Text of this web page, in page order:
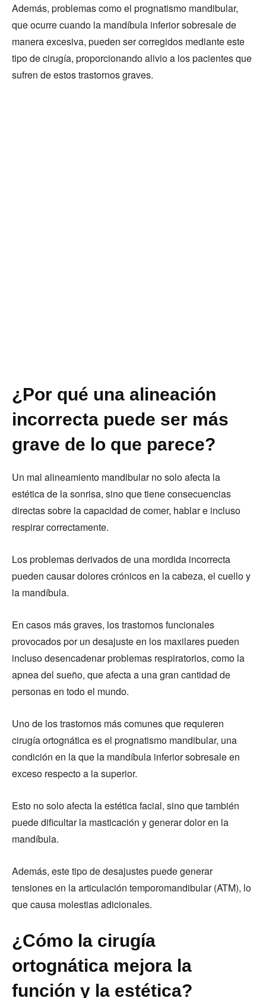
Además, problemas como el prognatismo mandibular,
que ocurre cuando la mandíbula inferior sobresale de
manera excesiva, pueden ser corregidos mediante este
tipo de cirugía, proporcionando alivio a los pacientes que
sufren de estos trastornos graves.
¿Por qué una alineación
incorrecta puede ser más
grave de lo que parece?
Un mal alineamiento mandibular no solo afecta la
estética de la sonrisa, sino que tiene consecuencias
directas sobre la capacidad de comer, hablar e incluso
respirar correctamente.
Los problemas derivados de una mordida incorrecta
pueden causar dolores crónicos en la cabeza, el cuello y
la mandíbula.
En casos más graves, los trastornos funcionales
provocados por un desajuste en los maxilares pueden
incluso desencadenar problemas respiratorios, como la
apnea del sueño, que afecta a una gran cantidad de
personas en todo el mundo.
Uno de los trastornos más comunes que requieren
cirugía ortognática es el prognatismo mandibular, una
condición en la que la mandíbula inferior sobresale en
exceso respecto a la superior.
Esto no solo afecta la estética facial, sino que también
puede dificultar la masticación y generar dolor en la
mandíbula.
Además, este tipo de desajustes puede generar
tensiones en la articulación temporomandibular (ATM), lo
que causa molestias adicionales.
¿Cómo la cirugía
ortognática mejora la
función y la estética?